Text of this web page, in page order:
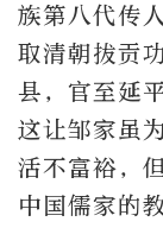
族第八代传
取清朝拔贡
县，官至延
这让邹家虽
活不富裕，
中国儒家的